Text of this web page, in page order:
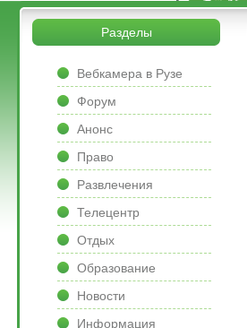
&bsps;
&bsps;
Разделы
Вебкамера в Рузе
Форум
Анонс
Право
Развлечения
Телецентр
Отдых
Образование
Новости
Информация